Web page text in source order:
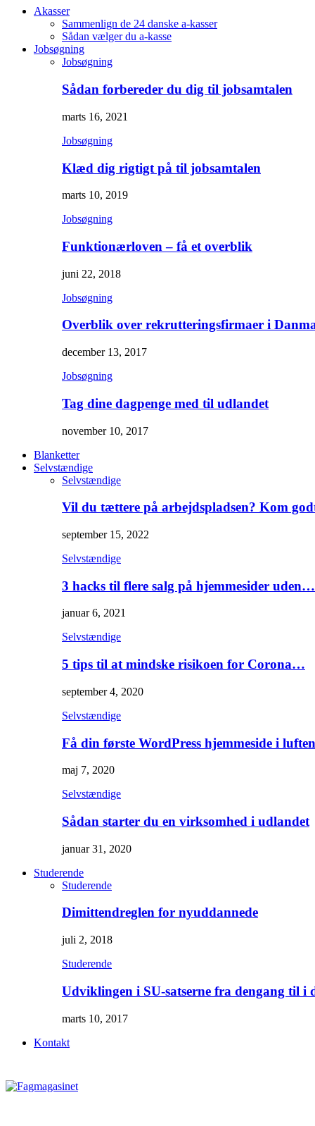
Akasser
Sammenlign de 24 danske a-kasser
Sådan vælger du a-kasse
Jobsøgning
Jobsøgning
Sådan forbereder du dig til jobsamtalen
marts 16, 2021
Jobsøgning
Klæd dig rigtigt på til jobsamtalen
marts 10, 2019
Jobsøgning
Funktionærloven – få et overblik
juni 22, 2018
Jobsøgning
Overblik over rekrutteringsfirmaer i
december 13, 2017
Jobsøgning
Tag dine dagpenge med til udlandet
november 10, 2017
Blanketter
Selvstændige
Selvstændige
Vil du tættere på arbejdspladsen? Kom
september 15, 2022
Selvstændige
3 hacks til flere salg på hjemmesider uden…
januar 6, 2021
Selvstændige
5 tips til at mindske risikoen for Corona…
september 4, 2020
Selvstændige
Få din første WordPress hjemmeside i luften
maj 7, 2020
Selvstændige
Sådan starter du en virksomhed i udlandet
januar 31, 2020
Studerende
Studerende
Dimittendreglen for nyuddannede
juli 2, 2018
Studerende
Udviklingen i SU-satserne fra dengang til i
marts 10, 2017
Kontakt